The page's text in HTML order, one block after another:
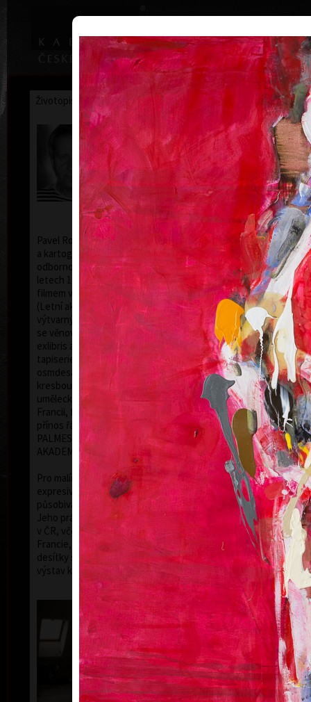
Home |
Životopis Výstavy Ocenění Sbírky
Pavel Roučka
20. 6. 1942
Pavel Roučka (*20. 6. 1942) studoval na SPŠ geodézie
a kartografie v Praze (1960), v roce 1995 absolvoval
odbornou stáž na Académie de Beaux-Arts v Paříži. V
letech 1968-1971 se zabýval scénografií s kresleným
filmem v Belgii, od roku 1993 působí jako pedagog
(Letní akademie ve Frauenau/SRN, Akademie
výtvarných umění v Maastrichtu/Belgie. Do roku 1975
se věnoval výhradně malbě, poté i grafice včetně
exlibris a zejména ilustraci, zabývá se i scénografií,
tapiseriemi, tvorbou dřevěných objektů. Od
osmdesátých let se zabývá výhradně malbou,
kresbou a litografií. Vede kursy malby na lezní
umělecké akademii v Bavorsku. Absolvoval stáž ve
Francii, fransouzská vláda ocenila jeho umělecký
přínos řádem CHEVALIER DANS L’ORDRE DES
PALMES ACADEMIQUES (RYTÍŘ ŘÁDU
AKADEMICKÝCH PALEM).
Pro malířskou tvorbu Pavla Roučky jsou příznačné
expresivně pojaté figurální kompozice, neobvykle
působivá barevnost, netradiční pracovní postupy.
Jeho práce jsou zastoupeny ve významných galeriích
v ČR, včetně Národní galerie, i v zahraničí (USA,
Francie, Polsko…). Od roku 1978 uspořádal na tři
desítky samostatných výstav a účastnil se mnoha
výstav kolektivních, doma i v zahraničí.